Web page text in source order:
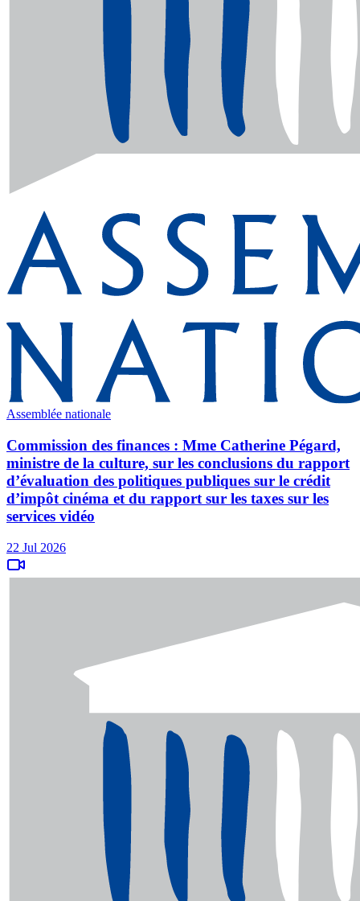
Assemblée nationale
Commission des finances : Mme Catherine Pégard,
ministre de la culture, sur les conclusions du rapport
d’évaluation des politiques publiques sur le crédit
d’impôt cinéma et du rapport sur les taxes sur les
services vidéo
22 Jul 2026